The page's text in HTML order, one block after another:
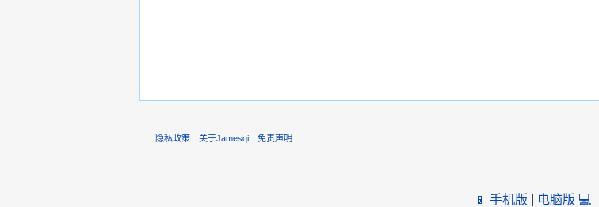
隐私政策 关于Jamesqi 免责声明
📱 手机版 电脑版 💻